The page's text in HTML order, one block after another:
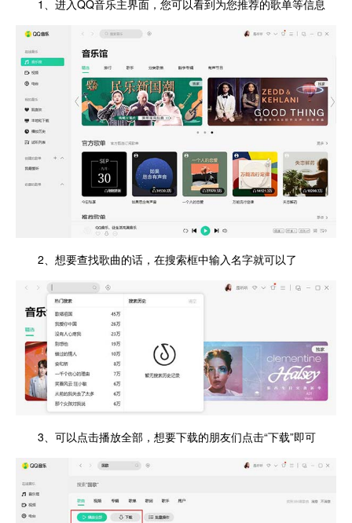
1、进入QQ音乐主界面，您可以看到为您推荐的歌单等信息
2、想要查找歌曲的话，在搜索框中输入名字就可以了
3、可以点击播放全部，想要下载的朋友们点击“下载”即可